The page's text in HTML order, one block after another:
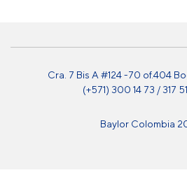
Cra. 7 Bis A #124 -70 of.404
(+571) 300 14 73 / 317
Baylor Colombia